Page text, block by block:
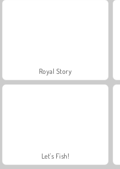
Royal Story
Let's Fish!